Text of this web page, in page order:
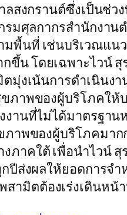
ลสงกรานต์ซึ่งเป็น
มศุลกากรสำนักงา
พื้นที่ เช่นบริเวณแน
น โดยเฉพาะไวน์
มุ่งเน้นการดำเนินง
ภาพของผู้บริโภค
านที่ไม่ได้มาตรฐา
ภาพของผู้บริโภคม
คใต้ เพื่อนำไวน์ สุ
ปีส่งผลให้ยอดการ
มิตต้องเร่งเดินหน้